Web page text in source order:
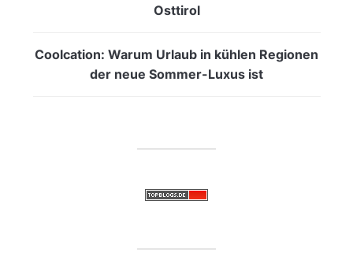
Osttirol
Coolcation: Warum Urlaub in kühlen Regionen
der neue Sommer-Luxus ist